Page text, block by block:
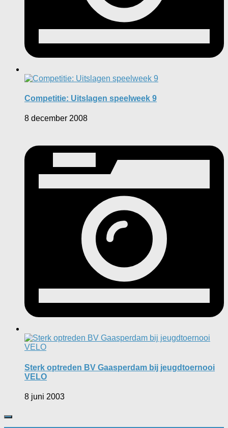
Competitie: Uitslagen speelweek 9
8 december 2008
Sterk optreden BV Gaasperdam bij jeugdtoernooi
VELO
8 juni 2003